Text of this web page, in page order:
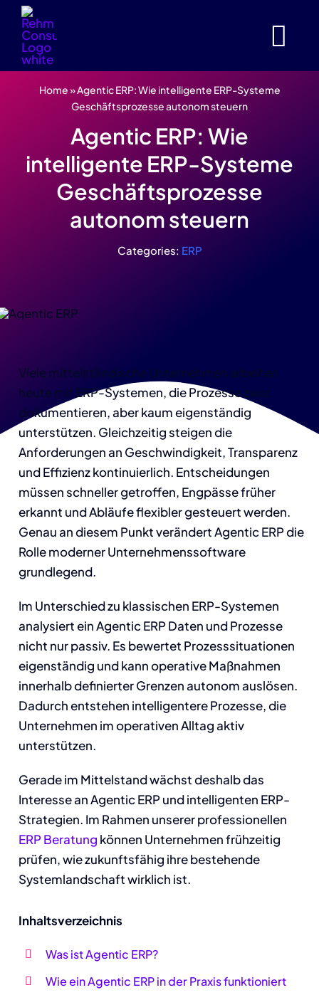
Zum
Inhalt
springen
Home»Agentic ERP: Wie intelligente ERP-Systeme
Geschäftsprozesse autonom steuern
Agentic ERP: Wie
intelligente ERP-Systeme
Geschäftsprozesse
autonom steuern
Categories: ERP
Viele mittelständische Unternehmen arbeiten
heute mit ERP-Systemen, die Prozesse zwar
dokumentieren, aber kaum eigenständig
unterstützen. Gleichzeitig steigen die
Anforderungen an Geschwindigkeit, Transparenz
und Effizienz kontinuierlich. Entscheidungen
müssen schneller getroffen, Engpässe früher
erkannt und Abläufe flexibler gesteuert werden.
Genau an diesem Punkt verändert Agentic ERP die
Rolle moderner Unternehmenssoftware
grundlegend.
Im Unterschied zu klassischen ERP-Systemen
analysiert ein Agentic ERP Daten und Prozesse
nicht nur passiv. Es bewertet Prozesssituationen
eigenständig und kann operative Maßnahmen
innerhalb definierter Grenzen autonom auslösen.
Dadurch entstehen intelligentere Prozesse, die
Unternehmen im operativen Alltag aktiv
unterstützen.
Gerade im Mittelstand wächst deshalb das
Interesse an Agentic ERP und intelligenten ERP-
Strategien. Im Rahmen unserer professionellen
ERP Beratung können Unternehmen frühzeitig
prüfen, wie zukunftsfähig ihre bestehende
Systemlandschaft wirklich ist.
Inhaltsverzeichnis
Was ist Agentic ERP?
Wie ein Agentic ERP in der Praxis funktioniert